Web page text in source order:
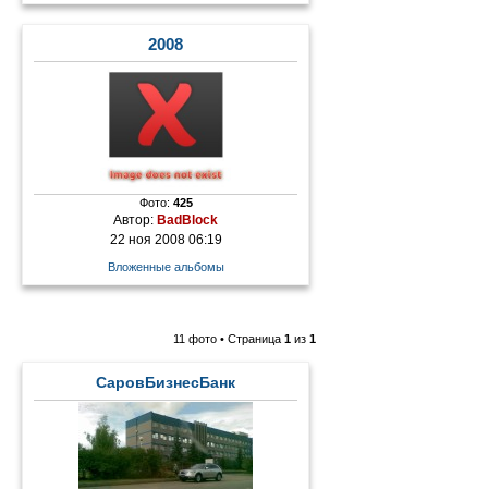
2008
Фото: 425
Автор: BadBlock
22 ноя 2008 06:19
Вложенные альбомы
11 фото • Страница 1из 1
СаровБизнесБанк